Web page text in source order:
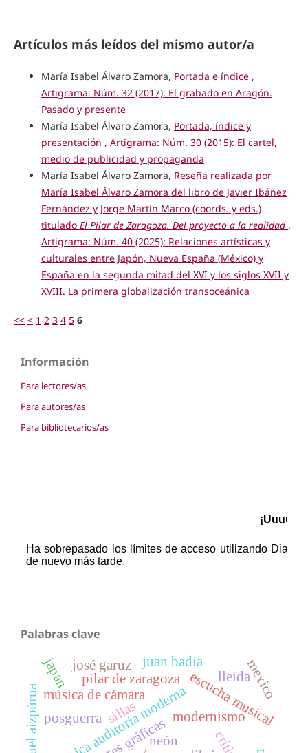
Artículos más leídos del mismo autor/a
María Isabel Álvaro Zamora, Portada e índice ,
Artigrama: Núm. 32 (2017): El grabado en Aragón.
Pasado y presente
María Isabel Álvaro Zamora, Portada, índice y
presentación , Artigrama: Núm. 30 (2015): El cartel,
medio de publicidad y propaganda
María Isabel Álvaro Zamora, Reseña realizada por
María Isabel Álvaro Zamora del libro de Javier Ibáñez
Fernández y Jorge Martín Marco (coords. y eds.)
titulado El Pilar de Zaragoza. Del proyecto a la realidad ,
Artigrama: Núm. 40 (2025): Relaciones artísticas y
culturales entre Japón, Nueva España (México) y
España en la segunda mitad del XVI y los siglos XVII y
XVIII. La primera globalización transoceánica
<< < 1 2 3 4 5 6
Información
Para lectores/as
Para autores/as
Para bibliotecarios/as
Palabras clave
modernismo
artes gráficas
escucha musical
técnica auditoria moderna
música de cámara
sillas
posguerra
pilar de zaragoza
neón
lleida
josé garuz juan badia
japan mexico